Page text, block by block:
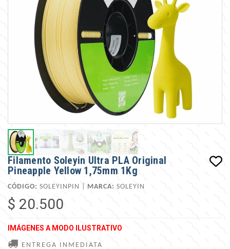
Filamento Soleyin Ultra PLA Original
Pineapple Yellow 1,75mm 1Kg
CÓDIGO: SOLEYINPIN | MARCA: SOLEYIN
$ 20.500
IMÁGENES A MODO ILUSTRATIVO
ENTREGA INMEDIATA